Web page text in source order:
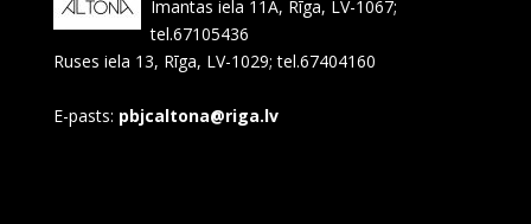
Imantas iela 11A, Rīga, LV-1067;
tel.67105436
Ruses iela 13, Rīga, LV-1029; tel.67404160
E-pasts: pbjcaltona@riga.lv